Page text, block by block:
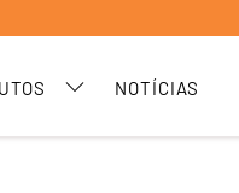
NOTÍCIAS